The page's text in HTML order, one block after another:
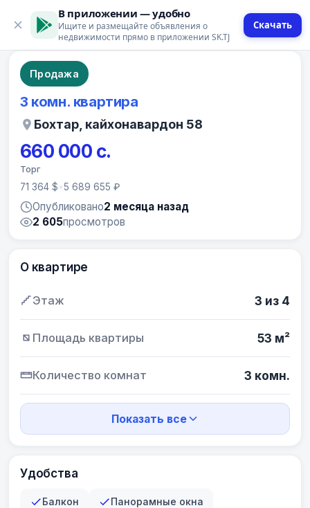
В приложении — удобно
Ищите и размещайте объявления о
недвижимости прямо в приложении SK.TJ
Скачать
15 фото
Продажа
3 комн. квартира
Бохтар, кайхонавардон 58
660 000 с.
Торг
71 364 $•5 689 655 ₽
Опубликовано2 месяца назад
2 605просмотров
О квартире
Этаж 3 из 4
Площадь квартиры 53 м²
Количество комнат 3 комн.
Показать все
Удобства
Балкон Панорамные окна